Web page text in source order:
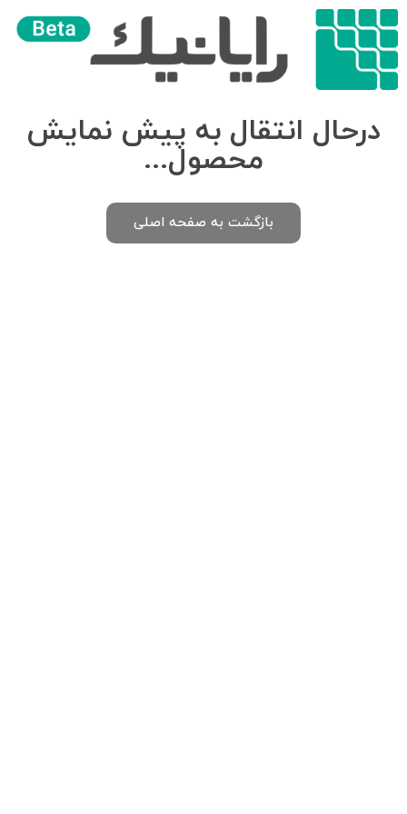
درحال انتقال به پیش نمایش
محصول...
بازگشت به صفحه اصلی